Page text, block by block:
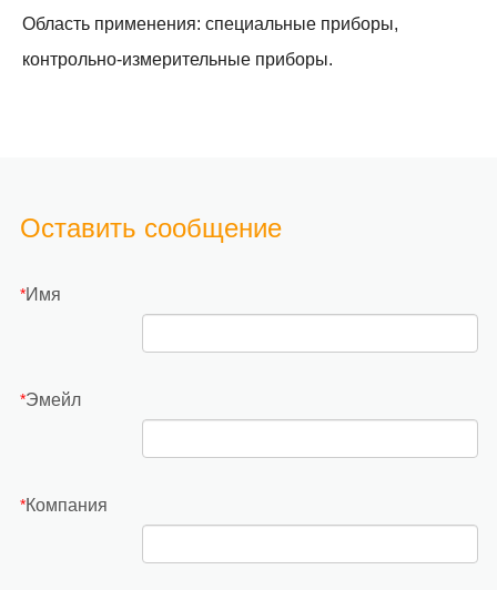
Область применения: специальные приборы,
контрольно-измерительные приборы.
Оставить сообщение
*Имя
*Эмейл
*Компания